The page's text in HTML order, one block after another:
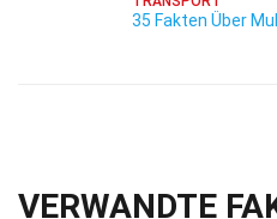
35 Fakten Über
VERWANDTE